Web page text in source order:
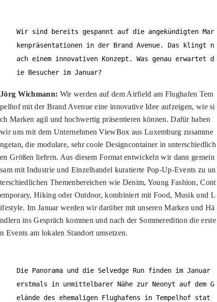
Wir sind bereits gespannt auf die angekündigten Mar
kenpräsentationen in der Brand Avenue. Das klingt n
ach einem innovativen Konzept. Was genau erwartet d
ie Besucher im Januar?
Jörg Wichmann: Wir werden auf dem Airfield am Flughafen Tem
pelhof mit der Brand Avenue eine innovative Idee aufzeigen, wie si
ch Marken agil und hochwertig präsentieren können. Dafür haben
wir uns mit dem Unternehmen ViewBox aus Luxemburg zusamme
ngetan, die modulare, sehr coole Designcontainer in unterschiedlich
en Größen liefern. Aus diesem Format entwickeln wir dann gemein
sam mit Industrie und Einzelhandel kuratierte Pop-Up-Events zu un
terschiedlichen Themenbereichen wie Denim, Young Fashion, Cont
emporary, Hiking oder Outdoor, kombiniert mit Food, Musik und L
ifestyle. Im Januar werden wir darüber mit unseren Marken und Hä
ndlern ins Gespräch kommen und nach der Sommeredition die erste
n Events am lokalen Standort umsetzen.
Die Panorama und die Selvedge Run finden im Januar
erstmals in unmittelbarer Nähe zur Neonyt auf dem G
elände des ehemaligen Flughafens in Tempelhof stat